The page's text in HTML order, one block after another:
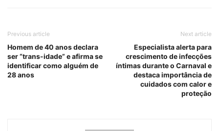
Previous article
Homem de 40 anos declara
ser “trans-idade” e afirma se
identificar como alguém de
28 anos
Next article
Especialista alerta para
crescimento de infecções
íntimas durante o Carnaval e
destaca importância de
cuidados com calor e
proteção